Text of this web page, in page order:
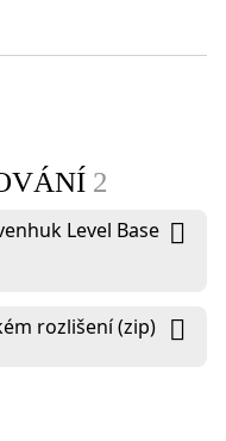
2
Level Base
rozlišení (zip)